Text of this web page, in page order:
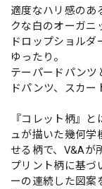
適度なハリ感のあ
クな白のオーガニ
ドロップショル
ゆったり。
テーパードパンツ
ドパンツ、スカー
『コレット柄』
ュが描いた幾何学
せる柄で、V&Aが
プリント柄に基づ
ーの連続した図案